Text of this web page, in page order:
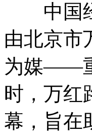
中国经
由北京市
为媒——
时，万红
幕，旨在